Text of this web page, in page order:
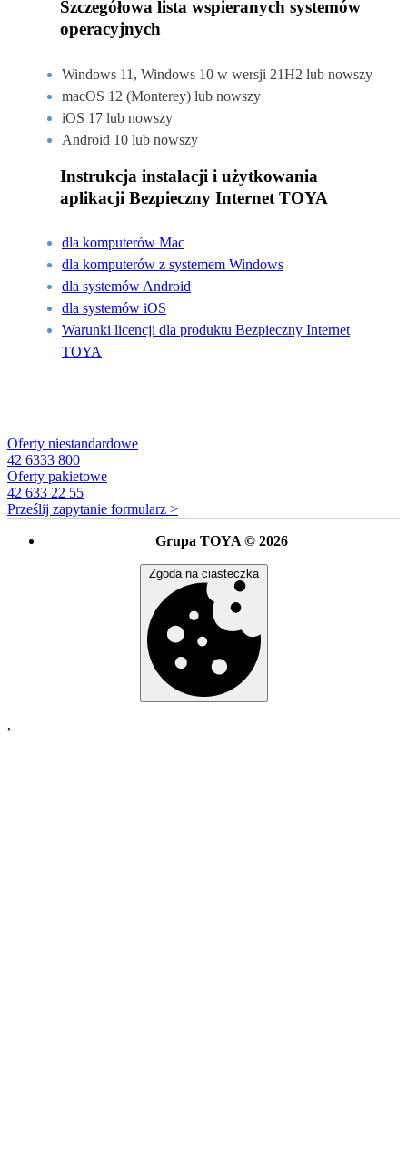
Szczegółowa lista wspieranych systemów
operacyjnych
Windows 11, Windows 10 w wersji 21H2 lub nowszy
macOS 12 (Monterey) lub nowszy
iOS 17 lub nowszy
Android 10 lub nowszy
Instrukcja instalacji i użytkowania
aplikacji Bezpieczny Internet TOYA
dla komputerów Mac
dla komputerów z systemem Windows
dla systemów Android
dla systemów iOS
Warunki licencji dla produktu Bezpieczny Internet
TOYA
Oferty niestandardowe
42 6333 800
Oferty pakietowe
42 633 22 55
Prześlij zapytanie formularz >
Grupa TOYA © 2026
Zgoda na ciasteczka
,